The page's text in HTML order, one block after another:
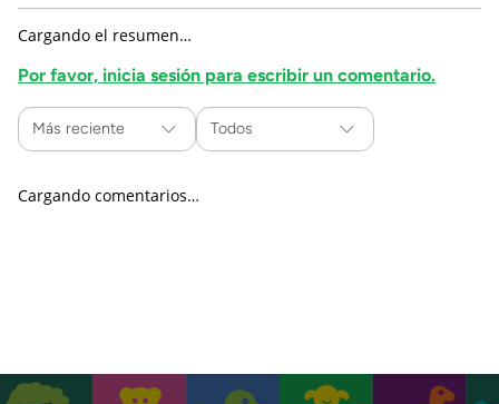
Cargando el resumen…
Por favor, inicia sesión para escribir un comentario.
Más reciente Todos
Cargando comentarios…